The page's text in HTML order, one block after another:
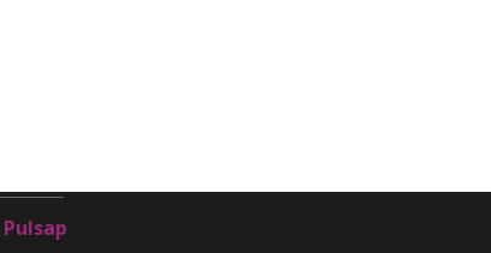
Pulsap